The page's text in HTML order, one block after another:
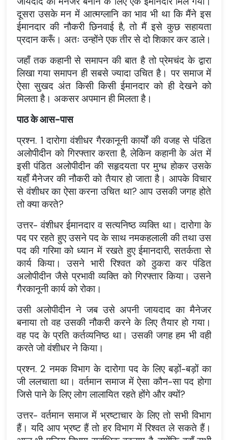
दूसरा उसके मन में आत्मग्लानि का भाव भी था कि मैंने इस
ईमानदार की नौकरी छिनवाई है, तो मैं इसे कुछ सहायता
प्रदान करूँ। अतः उन्होंने एक तीर से दो शिकार कर डाले।
जहाँ तक कहानी से समापन की बात है तो प्रेमचंद के द्वारा
लिखा गया समापन ही सबसे ज्यादा उचित है। पर समाज में
ऐसा सुखद अंत किसी किसी ईमानदार को ही देखने को
मिलता है। अकसर अपमान ही मिलता है।
पाठ के आस-पास
प्रश्न. 1 दारोगा वंशीधर गैरकानूनी कार्यों की वजह से पंडित
अलोपीदीन को गिरफ्तार करता है, लेकिन कहानी के अंत में
इसी पंडित अलोपीदीन की सहृदयता पर मुग्ध होकर उसके
यहाँ मैनेजर की नौकरी को तैयार हो जाता है। आपके विचार
से वंशीधर का ऐसा करना उचित था? आप उसकी जगह होते
तो क्या करते?
उत्तर- वंशीधर ईमानदार व सत्यनिष्ठ व्यक्ति था। दारोगा के
पद पर रहते हुए उसने पद के साथ नमकहलाली की तथा उस
पद की गरिमा को ध्यान में रखते हुए ईमानदारी, सतर्कता से
कार्य किया। उसने भारी रिश्वत को ठुकरा कर पंडित
अलोपीदीन जैसे प्रभावी व्यक्ति को गिरफ्तार किया। उसने
गैरकानूनी कार्य को रोका।
उसी अलोपीदीन ने जब उसे अपनी जायदाद का मैनेजर
बनाया तो वह उसकी नौकरी करने के लिए तैयार हो गया।
वह पद के प्रति कर्तव्यनिष्ठ था। उसकी जगह हम भी वही
करते जो वंशीधर ने किया।
प्रश्न. 2 नमक विभाग के दारोगा पद के लिए बड़ों-बड़ों का
जी ललचाता था। वर्तमान समाज में ऐसा कौन-सा पद होगा
जिसे पाने के लिए लोग लालायित रहते होंगे और क्यों?
उत्तर- वर्तमान समाज में भ्रष्टाचार के लिए तो सभी विभाग
हैं। यदि आप भ्रष्ट हैं तो हर विभाग में रिश्वत ले सकते हैं।